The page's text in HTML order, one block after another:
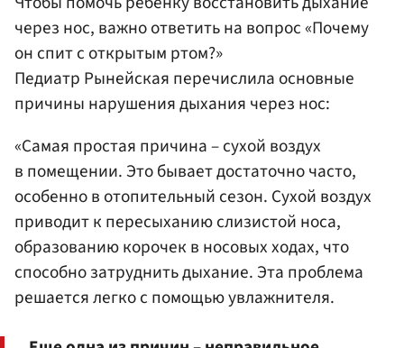
через нос, важно ответить на вопрос «Почему
он спит с открытым ртом?»
Педиатр Рынейская перечислила основные
причины нарушения дыхания через нос:
«Самая простая причина – сухой воздух
в помещении. Это бывает достаточно часто,
особенно в отопительный сезон. Сухой воздух
приводит к пересыханию слизистой носа,
образованию корочек в носовых ходах, что
способно затруднить дыхание. Эта проблема
решается легко с помощью увлажнителя.